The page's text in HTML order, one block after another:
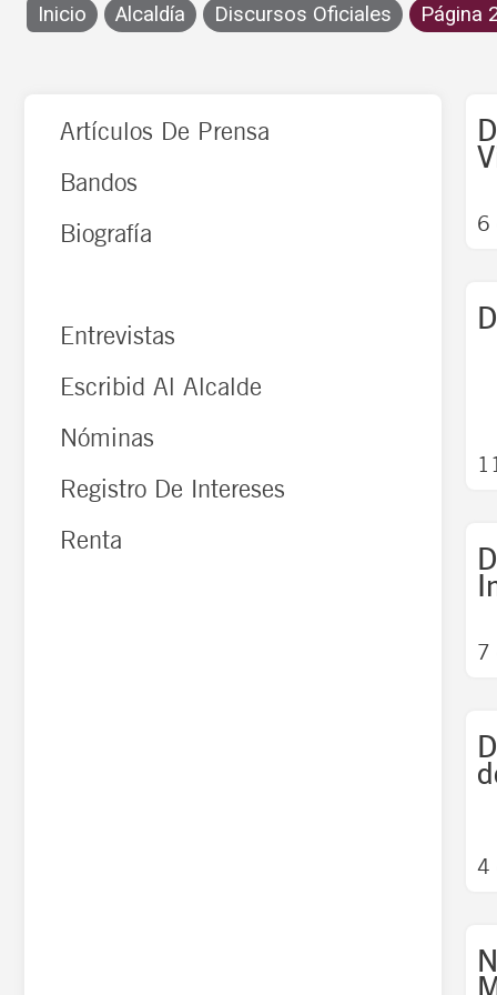
Inicio Alcaldía Discursos Oficiales Página
Artículos De Prensa
Bandos
Biografía
Entrevistas
Escribid Al Alcalde
Nóminas
Registro De Intereses
Renta
6
7
4